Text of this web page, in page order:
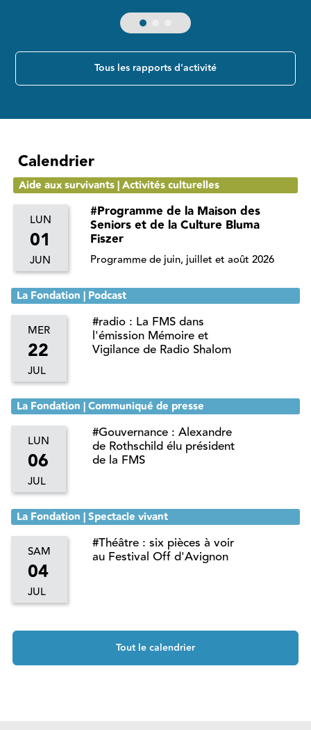
Tous les rapports d'activité
Calendrier
LUN
01
JUN
Aide aux survivants | Activités culturelles
#Programme de la Maison des
Seniors et de la Culture Bluma
Fiszer
Programme de juin, juillet et août 2026
MER
22
JUL
La Fondation | Podcast
#radio : La FMS dans
l'émission Mémoire et
Vigilance de Radio Shalom
LUN
06
JUL
La Fondation | Communiqué de presse
#Gouvernance : Alexandre
de Rothschild élu président
de la FMS
SAM
04
JUL
La Fondation | Spectacle vivant
#Théâtre : six pièces à voir
au Festival Off d'Avignon
Tout le calendrier